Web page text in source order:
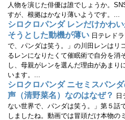
人物を演じた俳優は誰でしょうか。
すが、根拠はかなり薄いようです。...
シロクロパンダ レンだけかわ
そうとした動機が薄い 日テレド
で、パンダは笑う。」の川田レンはリ
るレンになりたくて催眠術で自分を消
し、母親がレンを選んだ理由があまり
います。...
シロクロパンダ ニセミスパン
声（清野菜名）なのはなぜ？ 日
ない世界で、パンダは笑う。」第５話
しましたね。動画では冒頭だけ本物の